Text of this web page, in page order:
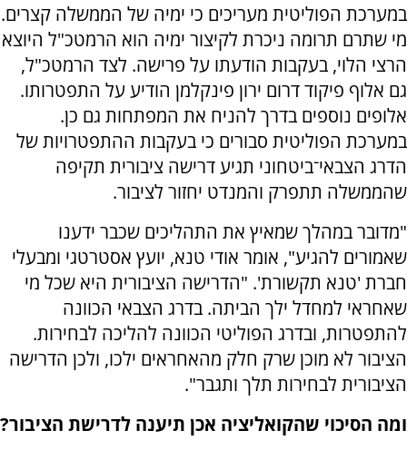
במערכת הפוליטית מעריכים כי ימיה של הממשלה קצרים.
מי שתרם תרומה ניכרת לקיצור ימיה הוא הרמטכ"ל היוצא
הרצי הלוי, בעקבות הודעתו על פרישה. לצד הרמטכ"ל,
גם אלוף פיקוד דרום ירון פינקלמן הודיע על התפטרותו.
אלופים נוספים בדרך להניח את המפתחות גם כן.
במערכת הפוליטית סבורים כי בעקבות ההתפטרויות של
הדרג הצבאי־ביטחוני תגיע דרישה ציבורית תקיפה
שהממשלה תתפרק והמנדט יחזור לציבור.
"מדובר במהלך שמאיץ את התהליכים שכבר ידענו
שאמורים להגיע", אומר אודי טנא, יועץ אסטרטגי ומבעלי
חברת 'טנא תקשורת'. "הדרישה הציבורית היא שכל מי
שאחראי למחדל ילך הביתה. בדרג הצבאי הכוונה
להתפטרות, ובדרג הפוליטי הכוונה להליכה לבחירות.
הציבור לא מוכן שרק חלק מהאחראים ילכו, ולכן הדרישה
הציבורית לבחירות תלך ותגבר".
ומה הסיכוי שהקואליציה אכן תיענה לדרישת הציבור?